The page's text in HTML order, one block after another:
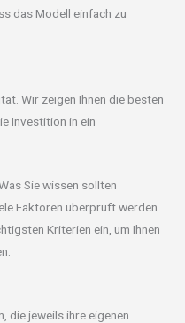
das Modell einfach zu
Wir zeigen Ihnen die besten
Investition in ein
Sie wissen sollten
Faktoren überprüft werden.
Kriterien ein, um Ihnen
die jeweils ihre eigenen